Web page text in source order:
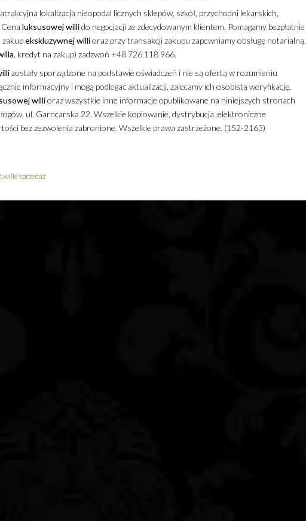
lokalizacja nieopodal licznych sklepów, szkół, przychodni lekarskich,
luksusowej willido negocjacji ze zdecydowanym klientem. Pomagamy bezpłatnie
ekskluzywnej willioraz przy transakcji zakupu zapewniamy obsługę notarialną.
, kredyt na zakup) zadzwoń +48 726 118 966.
zostały sporządzone na podstawie oświadczeń i nie są ofertą w rozumieniu
informacyjny i mogą podlegać aktualizacji, zalecamy ich osobistą weryfikację.
willioraz wszystkie inne informacje opublikowane na niniejszych stronach
ul. Garncarska 22. Wszelkie kopiowanie, dystrybucja, elektroniczne
bez zezwolenia zabronione. Wszelkie prawa zastrzeżone. (152-2163)
, wille sprzedaż